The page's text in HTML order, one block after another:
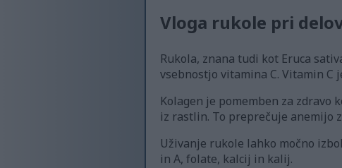
Vloga rukole pri
Rukola, znana tudi kot Eruca
vsebnostjo vitamina C. Vitamin
Kolagen je pomemben za
iz rastlin. To preprečuje anemijo
Uživanje rukole lahko močno
in A, folate, kalcij in kalij.